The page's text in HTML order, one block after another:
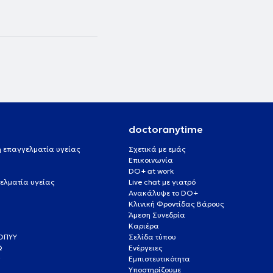
επαγγελματία υγείας
υγείας
doctoranytime
Σχετικά με εμάς
Επικοινωνία
DO+ at work
Live chat με γιατρό
Ανακάλυψε το DO+
Κλινική Φροντίδας Βάρους
Άμεση Συνεδρία
Καριέρα
Σελίδα τύπου
Ενέργειες
Εμπιστευτικότητα
Υποστηρίζουμε